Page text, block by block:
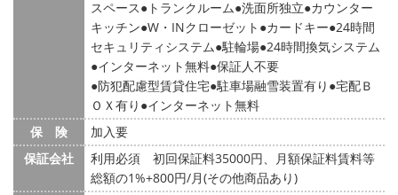
スペース
トランクルーム 洗面所独立 カウンター
キッチン W・INクローゼット カードキー 24時間
セキュリティシステム 駐輪場 24時間換気システム
インターネット無料 保証人不要
●防犯配慮型賃貸住宅●駐車場融雪装置有り●宅配Ｂ
ＯＸ有り●インターネット無料
保 険
加入要
保証会社
利用必須 初回保証料35000円、月額保証料賃料等
総額の1%+800円/月(その他商品あり)